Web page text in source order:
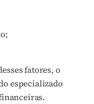
fatores, o
especializado